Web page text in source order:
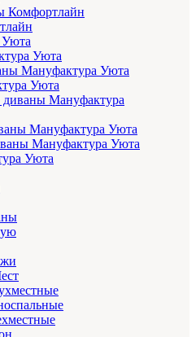
Комфортлайн
Уюта
Мануфактура Уюта
Уюта
Мануфактура
Мануфактура Уюта
Мануфактура Уюта
Уюта